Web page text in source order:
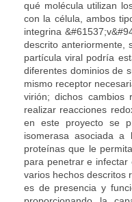
qué molécula utilizan
con la célula, ambos
integrina
descrito anteriormente,
partícula viral podría
diferentes dominios de
mismo receptor
virión; dichos cambios
realizar reacciones
en este proyecto se
isomerasa asociada a
proteínas que le
para penetrar e infectar
varios hechos descritos
es de presencia y